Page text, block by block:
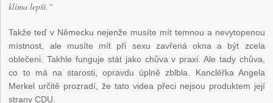
klima lepší.“
Takže teď v Německu nejenže musíte mít temnou a nevytopenou
místnost, ale musíte mít při sexu zavřená okna a být zcela
oblečeni. Takhle funguje stát jako chůva v praxi. Ale tady chůva,
co to má na starosti, opravdu úplně zblbla. Kancléřka Angela
Merkel určitě prozradí, že tato videa přeci nejsou produktem její
strany CDU.